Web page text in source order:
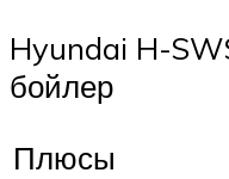
Hyundai H-
бойлер
Плюсы